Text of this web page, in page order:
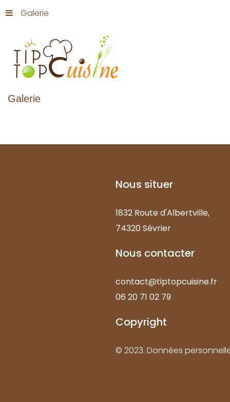
Galerie
Galerie
Nous situer
1832 Route d'Albertville,
74320 Sévrier
Nous contacter
contact@tiptopcuisine.fr
06 20 71 02 79
Copyright
© 2023. Données